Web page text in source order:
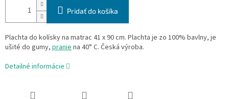
Pridať do košíka
Plachta do kolísky na matrac 41 x 90 cm. Plachta je zo 100% bavlny, je
ušité do gumy, praniena 40° C. Česká výroba.
Detailné informácie